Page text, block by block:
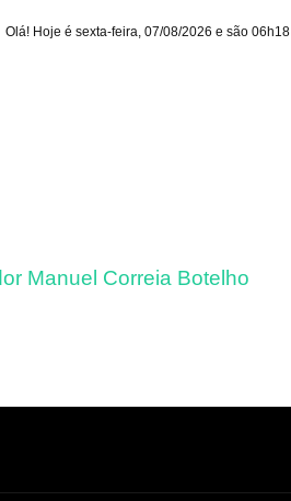
Olá! Hoje é sexta-feira, 07/08/2026 e são 06h18